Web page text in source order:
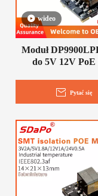
wideo
Moduł
do 5V 12V PoE
Pytać się